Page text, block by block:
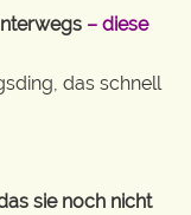
– diese
das schnell
sie noch nicht